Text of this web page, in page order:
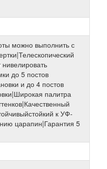
можно выполнить с
до 5 постов
и до 4 постов
палитра
к УФ-
царапин|Гарантия 5